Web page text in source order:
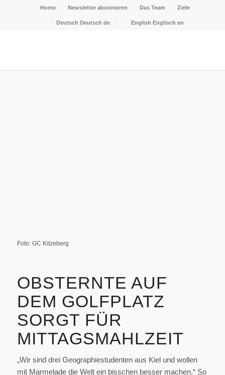
Home Newsletter abonnieren Das Team Ziele
Deutsch Deutsch de English Englisch en
Foto: GC Kitzeberg
OBSTERNTE AUF
DEM GOLFPLATZ
SORGT FÜR
MITTAGSMAHLZEIT
„Wir sind drei Geographiestudenten aus Kiel und wollen
mit Marmelade die Welt ein bisschen besser machen.“ So